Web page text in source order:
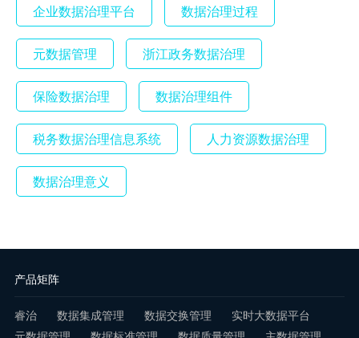
企业数据治理平台 数据治理过程
元数据管理 浙江政务数据治理
保险数据治理 数据治理组件
税务数据治理信息系统 人力资源数据治理
数据治理意义
产品矩阵
睿治 数据集成管理 数据交换管理
实时大数据平台